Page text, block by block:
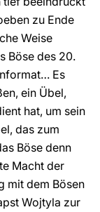
zu Ende
Weise
Böse des 20.
Es
ein Übel,
hat, um sein
das zum
Böse denn
Macht der
mit dem Bösen
Wojtyla zur